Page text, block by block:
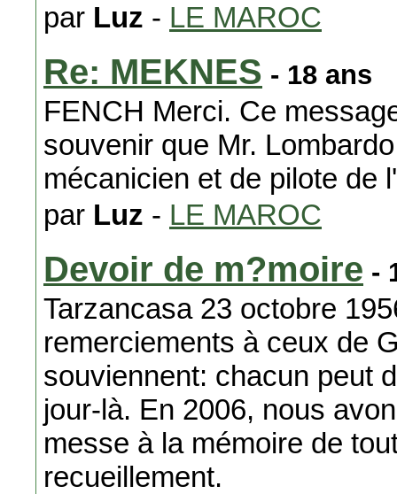
par Luz - LE MAROC
Re: MEKNES - 18 ans
FENCH Merci. Ce
souvenir que Mr.
mécanicien et de pilote de
par Luz - LE MAROC
Devoir de m?moire -
Tarzancasa 23 octobre
remerciements à ceux de
souviennent: chacun peut
jour-là. En 2006, nous
messe à la mémoire de
recueillement.